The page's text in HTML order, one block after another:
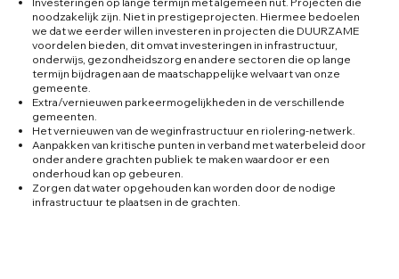
noodzakelijk zijn. Niet in prestigeprojecten. Hiermee bedoelen
we dat we eerder willen investeren in projecten die DUURZAME
voordelen bieden, dit omvat investeringen in infrastructuur,
onderwijs, gezondheidszorg en andere sectoren die op lange
termijn bijdragen aan de maatschappelijke welvaart van onze
gemeente.
Extra/vernieuwen parkeermogelijkheden in de verschillende
gemeenten.
Het vernieuwen van de weginfrastructuur en riolering-netwerk.
Aanpakken van kritische punten in verband met waterbeleid door
onder andere grachten publiek te maken waardoor er een
onderhoud kan op gebeuren.
Zorgen dat water opgehouden kan worden door de nodige
infrastructuur te plaatsen in de grachten.